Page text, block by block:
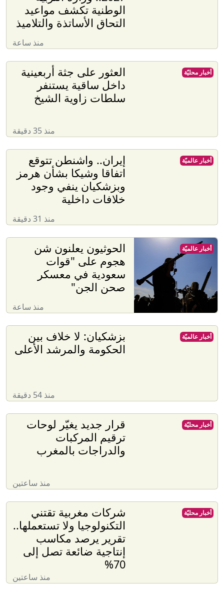
الوطنية تكشف مواعيد
التحاق الأساتذة والتلاميذ
منذ ساعة
العثور على جثة أربعينية
داخل ساقية يستنفر
سلطات زاوية الشيخ
منذ 35 دقيقة
أخبار محليّة
إيران.. واشنطن تتوقع
اتفاقا وشيكا بشأن هرمز
وبزشكيان ينفي وجود
خلافات داخلية
منذ 31 دقيقة
أخبار عالميّة
الحوثيون يعلنون شن
هجوم على "قوات
سعودية في معسكر
صحن الجن"
منذ ساعة
أخبار عالميّة
بزشكيان: لا خلاف بين
الحكومة والمرشد الأعلى
منذ 54 دقيقة
أخبار عالميّة
قرار جديد يغيّر لوحات
ترقيم المركبات
والدراجات بالمغرب
منذ ساعتين
أخبار محليّة
شركات مغربية تقتني
التكنولوجيا ولا تستعملها..
تقرير يرصد مكاسب
إنتاجية ضائعة تصل إلى
70%
منذ ساعتين
أخبار محليّة